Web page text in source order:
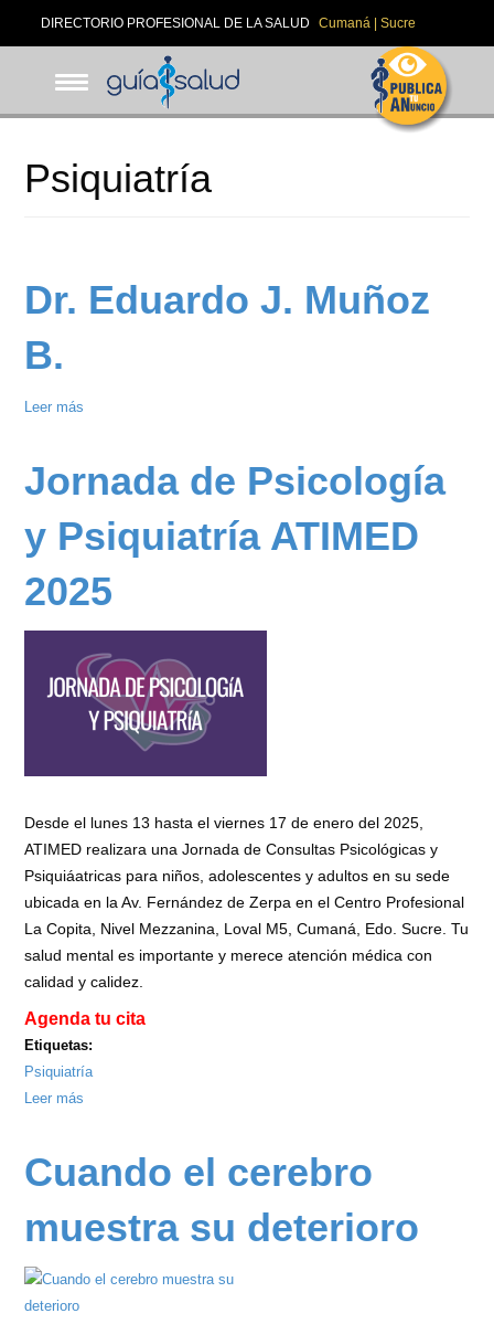
DIRECTORIO PROFESIONAL DE LA SALUD Cumaná | Sucre
Psiquiatría
Dr. Eduardo J. Muñoz
B.
Leer más
J.
B.
Jornada de Psicología
y Psiquiatría ATIMED
2025
Desde el lunes 13 hasta el viernes 17 de enero del 2025,
ATIMED realizara una Jornada de Consultas Psicológicas y
Psiquiáatricas para niños, adolescentes y adultos en su sede
ubicada en la Av. Fernández de Zerpa en el Centro Profesional
La Copita, Nivel Mezzanina, Loval M5, Cumaná, Edo. Sucre. Tu
salud mental es importante y merece atención médica con
calidad y calidez.
Agenda tu cita
Etiquetas:
Psiquiatría
Leer más
Psicología
Psiquiatría
2025
Cuando el cerebro
muestra su deterioro